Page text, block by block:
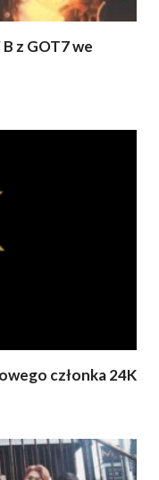
z GOT7 we
członka 24K